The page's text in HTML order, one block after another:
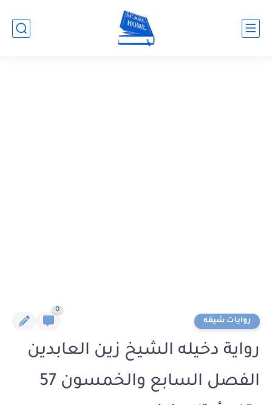
روايات شيقه
0
رواية دخيله الشيخ زين العابدين
الفصل السابع والخمسون 57